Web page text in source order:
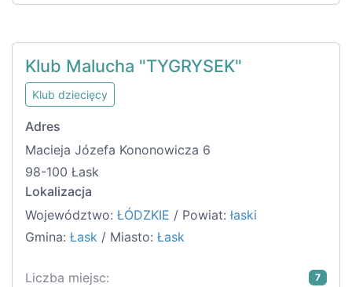
Klub Malucha "TYGRYSEK"
Klub dziecięcy
Adres
Macieja Józefa Kononowicza 6
98-100 Łask
Lokalizacja
Województwo: ŁÓDZKIE / Powiat: łaski
Gmina: Łask / Miasto: Łask
Liczba miejsc: 7